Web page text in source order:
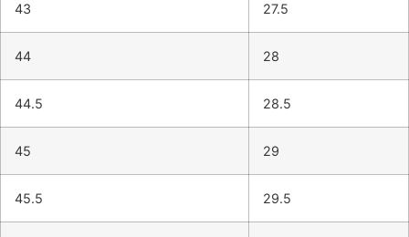
43 27.5
44 28
44.5 28.5
45 29
45.5 29.5